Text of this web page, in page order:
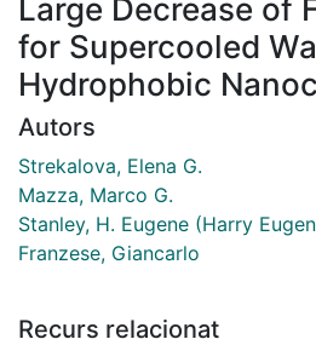
Large Decrease of
for Supercooled
Hydrophobic
Autors
Strekalova, Elena G.
Mazza, Marco G.
Stanley, H. Eugene (Harry
Franzese, Giancarlo
Recurs relacionat